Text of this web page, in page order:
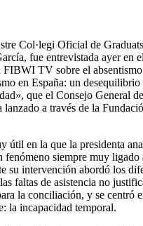
Col·legi Oficial de
fue entrevistada ayer en
FIBWI TV sobre el
en España: un desequilibrio
que el Consejo General
lanzado a través de la
útil en la que la presidenta
fenómeno siempre muy ligado
su intervención abordó los
faltas de asistencia no
la conciliación, y se centró
la incapacidad temporal.